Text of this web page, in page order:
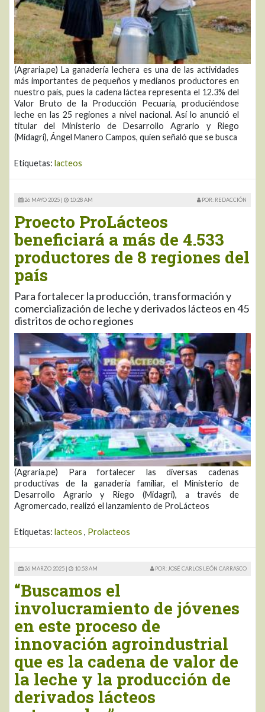
(Agraria.pe) La ganadería lechera es una de las actividades
más importantes de pequeños y medianos productores en
nuestro país, pues la cadena láctea representa el 12.3% del
Valor Bruto de la Producción Pecuaria, produciéndose
leche en las 25 regiones a nivel nacional. Así lo anunció el
titular del Ministerio de Desarrollo Agrario y Riego
(Midagri), Ángel Manero Campos, quien señaló que se busca
Etiquetas: lacteos
26 MAYO 2025 | 10:28 AM POR: REDACCIÓN
Proecto ProLácteos
beneficiará a más de 4.533
productores de 8 regiones del
país
Para fortalecer la producción, transformación y
comercialización de leche y derivados lácteos en 45
distritos de ocho regiones
(Agraria.pe) Para fortalecer las diversas cadenas
productivas de la ganadería familiar, el Ministerio de
Desarrollo Agrario y Riego (Midagri), a través de
Agromercado, realizó el lanzamiento de ProLácteos
Etiquetas: lacteos , Prolacteos
26 MARZO 2025 | 10:53 AM POR: JOSÉ CARLOS LEÓN CARRASCO
“Buscamos el
involucramiento de jóvenes
en este proceso de
innovación agroindustrial
que es la cadena de valor de
la leche y la producción de
derivados lácteos